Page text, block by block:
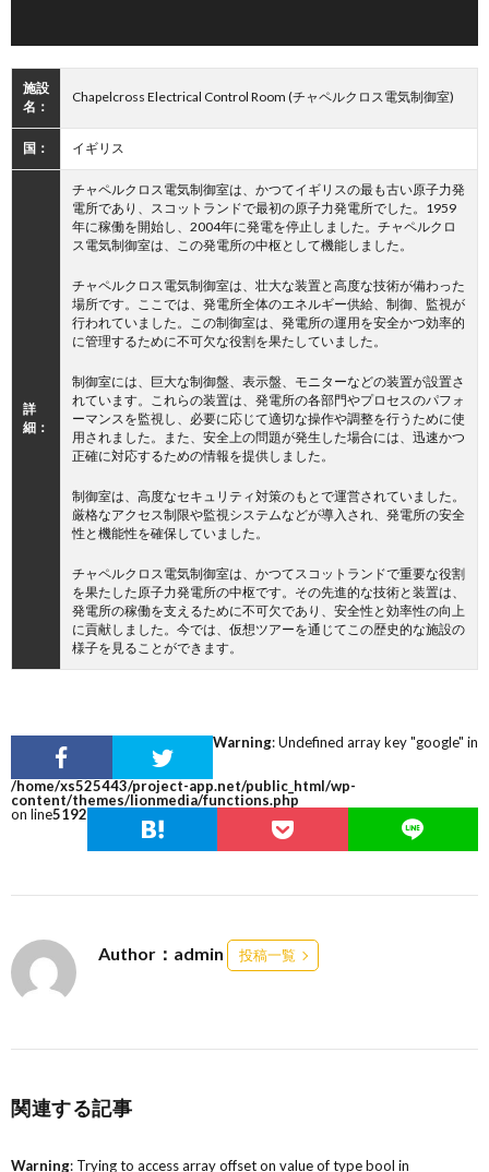
施設
名：
Chapelcross Electrical Control Room (チャペルクロス電気制御室)
国： イギリス
詳
細：
チャペルクロス電気制御室は、かつてイギリスの最も古い原子力発
電所であり、スコットランドで最初の原子力発電所でした。1959
年に稼働を開始し、2004年に発電を停止しました。チャペルクロ
ス電気制御室は、この発電所の中枢として機能しました。
チャペルクロス電気制御室は、壮大な装置と高度な技術が備わった
場所です。ここでは、発電所全体のエネルギー供給、制御、監視が
行われていました。この制御室は、発電所の運用を安全かつ効率的
に管理するために不可欠な役割を果たしていました。
制御室には、巨大な制御盤、表示盤、モニターなどの装置が設置さ
れています。これらの装置は、発電所の各部門やプロセスのパフォ
ーマンスを監視し、必要に応じて適切な操作や調整を行うために使
用されました。また、安全上の問題が発生した場合には、迅速かつ
正確に対応するための情報を提供しました。
制御室は、高度なセキュリティ対策のもとで運営されていました。
厳格なアクセス制限や監視システムなどが導入され、発電所の安全
性と機能性を確保していました。
チャペルクロス電気制御室は、かつてスコットランドで重要な役割
を果たした原子力発電所の中枢です。その先進的な技術と装置は、
発電所の稼働を支えるために不可欠であり、安全性と効率性の向上
に貢献しました。今では、仮想ツアーを通じてこの歴史的な施設の
様子を見ることができます。
Warning: Undefined array key "google" in
/home/xs525443/project-app.net/public_html/wp-
content/themes/lionmedia/functions.php
on line5192
Author：admin 投稿一覧
関連する記事
Warning: Trying to access array offset on value of type bool in